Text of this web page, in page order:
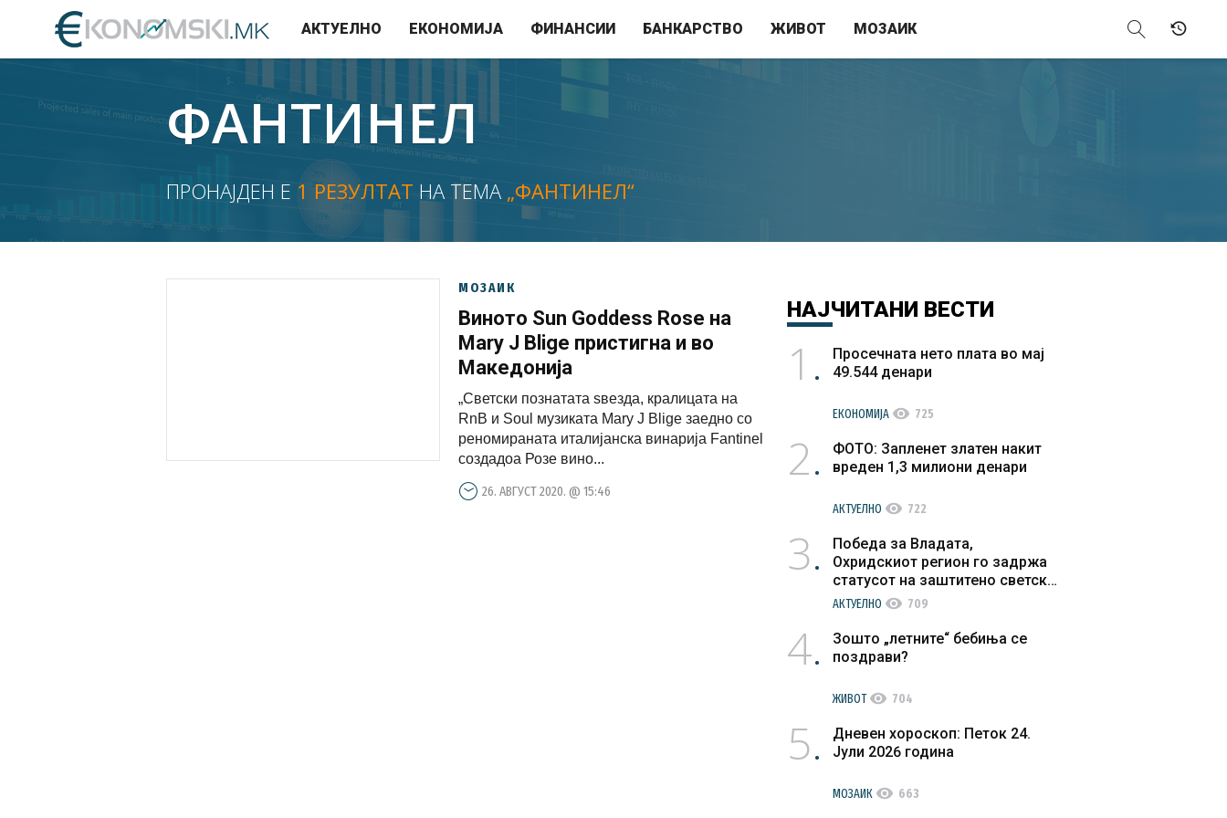
АКТУЕЛНО ЕКОНОМИЈА ФИНАНСИИ БАНКАРСТВО ЖИВОТ МОЗАИК
ФАНТИНЕЛ
ПРОНАЈДЕН Е 1 РЕЗУЛТАТ НА ТЕМА „ФАНТИНЕЛ“
МОЗАИК
Виното Sun Goddess Rose на
Mary J Blige пристигна и во
Македонија
„Светски познатата ѕвезда, кралицата на
RnB и Soul музиката Mary J Blige заедно со
реномираната италијанска винарија Fantinel
создадоа Розе вино...
26. АВГУСТ 2020. @ 15:46
НАЈЧИТАНИ ВЕСТИ
1
Просечната нето плата во мај
49.544 денари
ЕКОНОМИЈА visibility 725
2
ФОТО: Запленет златен накит
вреден 1,3 милиони денари
АКТУЕЛНО visibility 722
3
Победа за Владата,
Охридскиот регион го задржа
статусот на заштитено светско
културно наследство
АКТУЕЛНО visibility 709
4
Зошто „летните“ бебиња се
поздрави?
ЖИВОТvisibility 704
5
Дневен хороскоп: Петок 24.
Јули 2026 година
МОЗАИК visibility 663